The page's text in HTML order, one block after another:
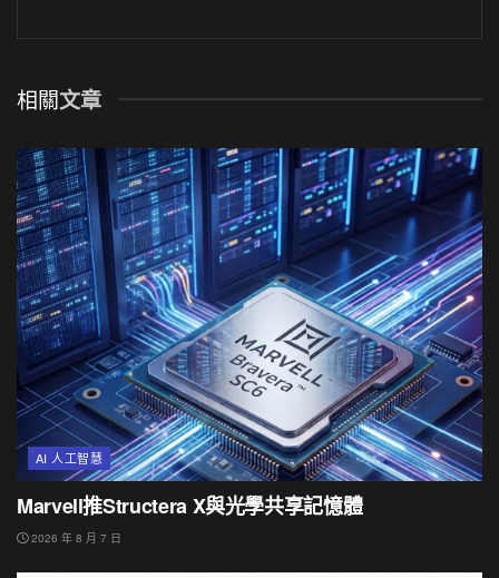
相關文章
AI 人工智慧
Marvell推Structera X與光學共享記憶體
2026 年 8 月 7 日